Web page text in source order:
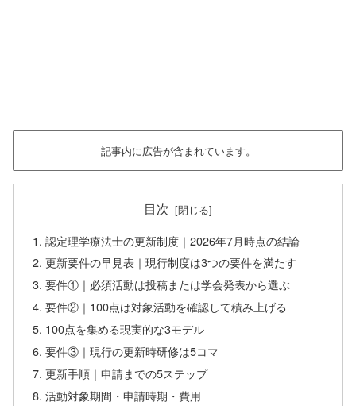
記事内に広告が含まれています。
目次
認定理学療法士の更新制度｜2026年7月時点の結論
更新要件の早見表｜現行制度は3つの要件を満たす
要件①｜必須活動は投稿または学会発表から選ぶ
要件②｜100点は対象活動を確認して積み上げる
100点を集める現実的な3モデル
要件③｜現行の更新時研修は5コマ
更新手順｜申請までの5ステップ
活動対象期間・申請時期・費用